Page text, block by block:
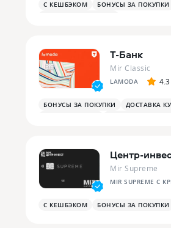
С КЕШБЭКОМ БОНУСЫ ЗА ПОКУПКИ
Т-Банк
Mir Classic
LAMODA 4.3
БОНУСЫ ЗА ПОКУПКИ ДОСТАВКА
Центр-
Mir Supreme
С КЕШБЭКОМ БОНУСЫ ЗА ПОКУПКИ